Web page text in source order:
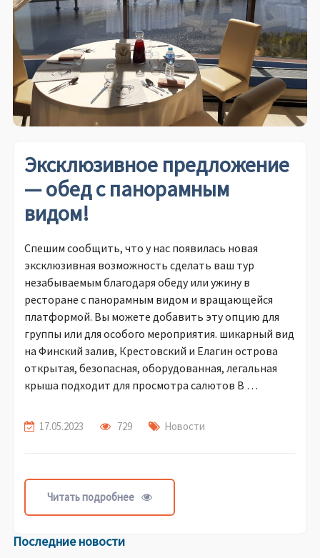
Эксклюзивное предложение
— обед с панорамным
видом!
Спешим сообщить, что у нас появилась новая
эксклюзивная возможность сделать ваш тур
незабываемым благодаря обеду или ужину в
ресторане с панорамным видом и вращающейся
платформой. Вы можете добавить эту опцию для
группы или для особого мероприятия. шикарный вид
на Финский залив, Крестовский и Елагин острова
открытая, безопасная, оборудованная, легальная
крыша подходит для просмотра салютов В …
17.05.2023 729 Новости
Читать подробнее
Последние новости